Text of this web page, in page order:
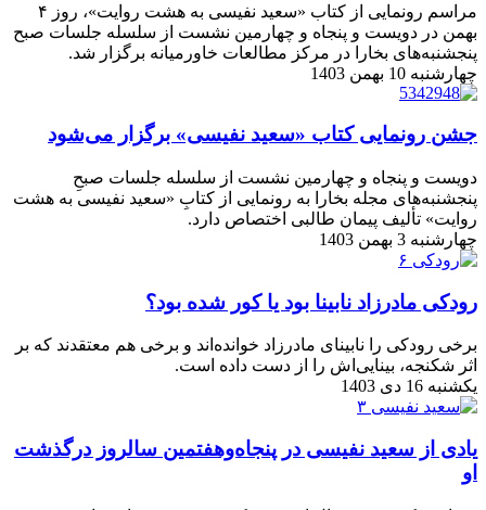
مراسم رونمایی از كتاب «سعید نفیسی به هشت روایت»، روز ۴
بهمن در دویست ‌و پنجاه ‌و چهارمین نشست از سلسله جلسات صبح
پنجشنبه‌های بخارا در مركز مطالعات خاورمیانه برگزار شد.
چهارشنبه 10 بهمن 1403
جشن رونمایی کتاب «سعید نفیسی» برگزار می‌شود
دویست‌ و پنجاه و چهارمین نشست از سلسله جلسات صبحِ
پنجشنبه‌های مجله بخارا به رونمایی از کتابِ «سعید نفیسی به هشت
روایت» تألیف پیمان طالبی اختصاص دارد.
چهارشنبه 3 بهمن 1403
رودکی مادرزاد نابینا بود یا کور شده بود؟
برخی رودکی را نابینای مادرزاد خوانده‌اند و برخی هم معتقدند که بر
اثر شکنجه، بینایی‌اش را از دست داده است.
یکشنبه 16 دی 1403
یادی از سعید نفیسی در پنجاه‌وهفتمین سالروز درگذشت
او